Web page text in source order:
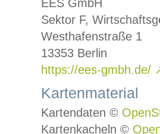
EES GmbH
Sektor F,
Westhafenstraße 1
13353 Berlin
https://ees-gmbh.de/
Kartenmaterial
Kartendaten ©
Kartenkacheln ©